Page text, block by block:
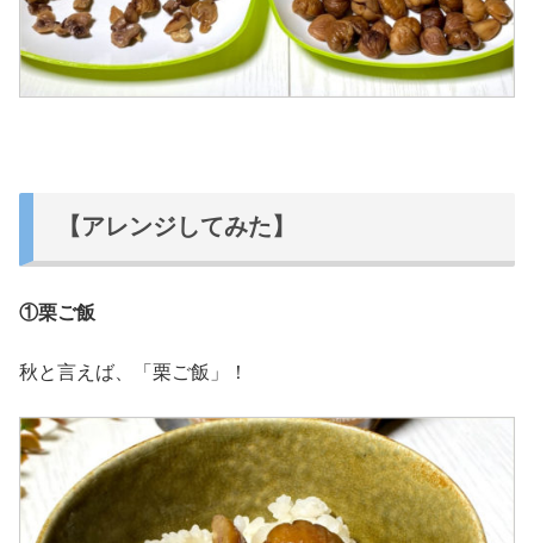
【アレンジしてみた】
①栗ご飯
秋と言えば、「栗ご飯」！